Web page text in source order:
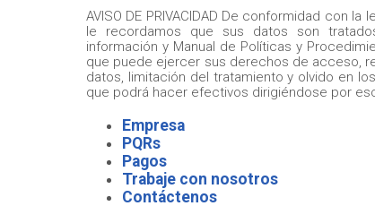
AVISO DE PRIVACIDAD De conformidad con
le recordamos que sus datos son
información y Manual de Políticas y
que puede ejercer sus derechos de acceso,
datos, limitación del tratamiento y olvido en
que podrá hacer efectivos dirigiéndose por
Empresa
PQRs
Pagos
Trabaje con nosotros
Contáctenos